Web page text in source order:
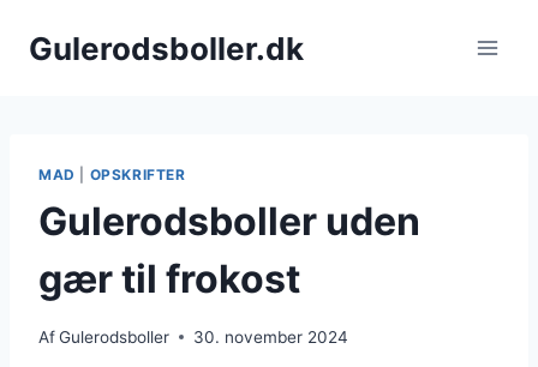
Gulerodsboller.dk
MAD OPSKRIFTER
Gulerodsboller uden
gær til frokost
AfGulerodsboller 30. november 2024